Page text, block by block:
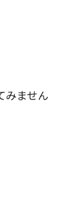
みません